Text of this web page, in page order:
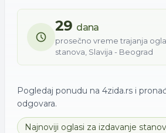
29 dana
prosečno vreme trajanja
stanova, Slavija - Beograd
Pogledaj ponudu na 4zida.rs i
odgovara.
Najnoviji oglasi za izdavanje